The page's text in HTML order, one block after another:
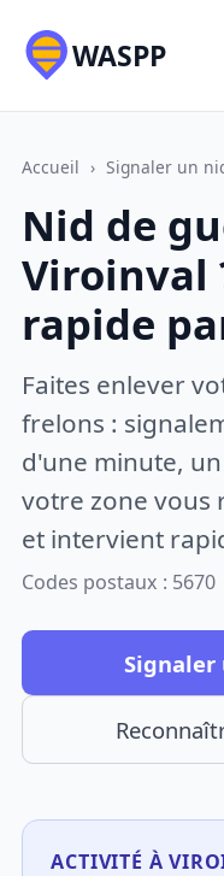
WASPP
Accueil › Signaler un
Nid de
Viroinval
rapide
Faites enlever
frelons :
d'une minute,
votre zone vous
et intervient
Codes postaux : 5670
Signaler
ACTIVITÉ À